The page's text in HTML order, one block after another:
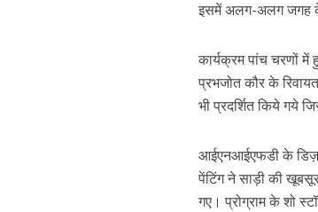
इसमें अलग-अलग जगह के
कार्यक्रम पांच चरणों
प्रभजोत कौर के
भी प्रदर्शित किये गये
आईएनआईएफडी के
पेंटिंग ने साड़ी की
गए। प्रोग्राम के शो